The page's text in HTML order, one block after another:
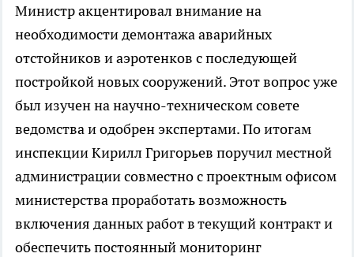
Министр акцентировал внимание на
необходимости демонтажа аварийных
отстойников и аэротенков с последующей
постройкой новых сооружений. Этот вопрос уже
был изучен на научно-техническом совете
ведомства и одобрен экспертами. По итогам
инспекции Кирилл Григорьев поручил местной
администрации совместно с проектным офисом
министерства проработать возможность
включения данных работ в текущий контракт и
обеспечить постоянный мониторинг